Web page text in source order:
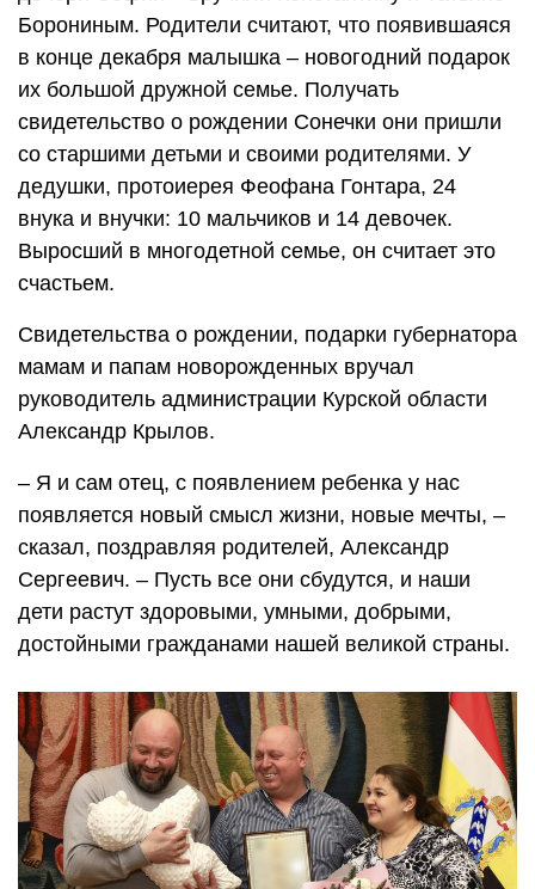
Борониным. Родители считают, что появившаяся
в конце декабря малышка – новогодний подарок
их большой дружной семье. Получать
свидетельство о рождении Сонечки они пришли
со старшими детьми и своими родителями. У
дедушки, протоиерея Феофана Гонтара, 24
внука и внучки: 10 мальчиков и 14 девочек.
Выросший в многодетной семье, он считает это
счастьем.
Свидетельства о рождении, подарки губернатора
мамам и папам новорожденных вручал
руководитель администрации Курской области
Александр Крылов.
– Я и сам отец, с появлением ребенка у нас
появляется новый смысл жизни, новые мечты, –
сказал, поздравляя родителей, Александр
Сергеевич. – Пусть все они сбудутся, и наши
дети растут здоровыми, умными, добрыми,
достойными гражданами нашей великой страны.